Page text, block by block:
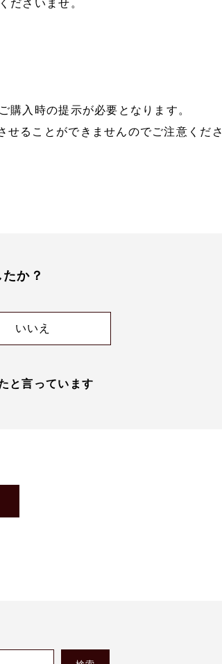
ださいませ。
購入時の提示が必要となります。
ることができませんのでご注意くださ
か？
いいえ
と言っています